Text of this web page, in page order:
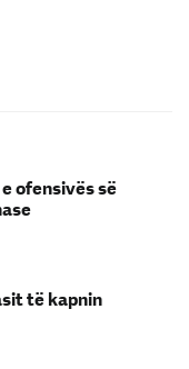
ofensivës së
të kapnin